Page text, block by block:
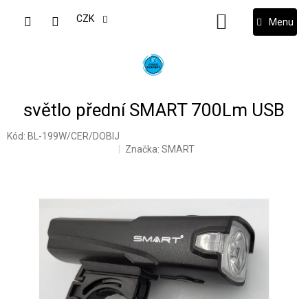
CZK
NÁKUPNÍ
KOŠÍK
světlo přední SMART 700Lm USB
Kód: BL-199W/CER/DOBIJ
Značka:SMART